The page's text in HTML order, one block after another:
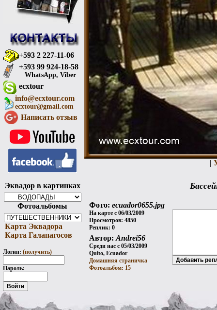
+593 2 227-11-06
+593 99 924-18-58
WhatsApp, Viber
ecxtour
info@ecxtour.com
ecxtour@gmail.com
Написать отзыв
Эквадор в картинках
Фотоальбомы
Карта Эквадора
Карта Галапагосов
Логин: (получить)
Пароль:
|
Фото: ecuador0655.jpg
На карте с 06/03/2009
Просмотров: 4850
Реплик: 0
Автор: Andrei56
Среди нас с 05/03/2009
Quito, Ecuador
Домашняя страничка
Фотоальбом: 15